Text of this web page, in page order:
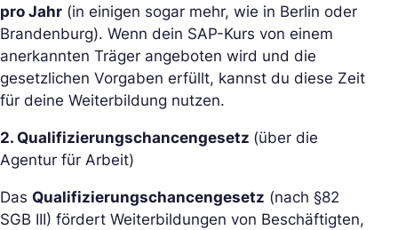
pro Jahr (in einigen sogar mehr, wie in Berlin oder
Brandenburg). Wenn dein SAP-Kurs von einem
anerkannten Träger angeboten wird und die
gesetzlichen Vorgaben erfüllt, kannst du diese Zeit
für deine Weiterbildung nutzen.
2. Qualifizierungschancengesetz (über die
Agentur für Arbeit)
Das Qualifizierungschancengesetz (nach §82
SGB III) fördert Weiterbildungen von Beschäftigten,